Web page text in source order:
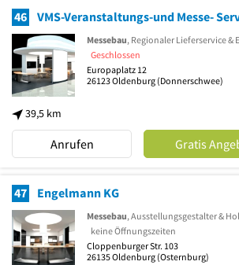
46 VMS-Veranstaltungs-und Messe-
39,5 km
Messebau, Regionaler Lieferservice
Geschlossen
Europaplatz 12
26123Oldenburg (Donnerschwee)
Anrufen Gratis
47 Engelmann KG
Messebau, Ausstellungsgestalter &
keine Öffnungszeiten
Cloppenburger Str. 103
26135Oldenburg (Osternburg)